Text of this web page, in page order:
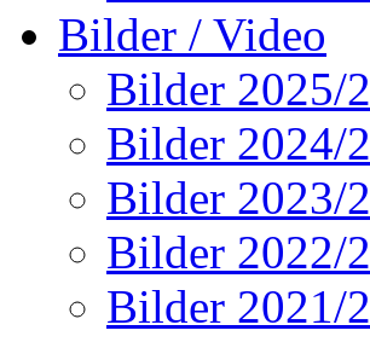
Bilder / Video
Bilder 2025/
Bilder 2024/
Bilder 2023/
Bilder 2022/
Bilder 2021/